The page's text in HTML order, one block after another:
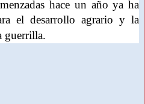
hace un año ya ha
el desarrollo agrario y la
guerrilla.